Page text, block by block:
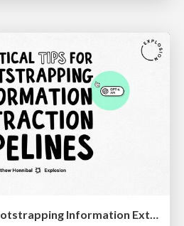
Practical Tips for Bootstrapping Information Extraction Pipelines